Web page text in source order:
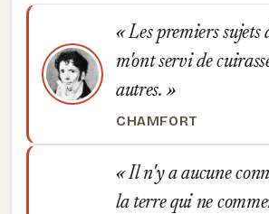
Les premiers sujets
m'ont servi de
autres.
CHAMFORT
Il n'y a aucune
la terre qui ne